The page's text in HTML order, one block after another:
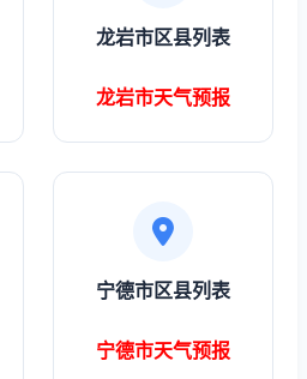
龙岩市区县列表
龙岩市天气预报
宁德市区县列表
宁德市天气预报